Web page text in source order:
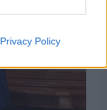
Privacy Policy